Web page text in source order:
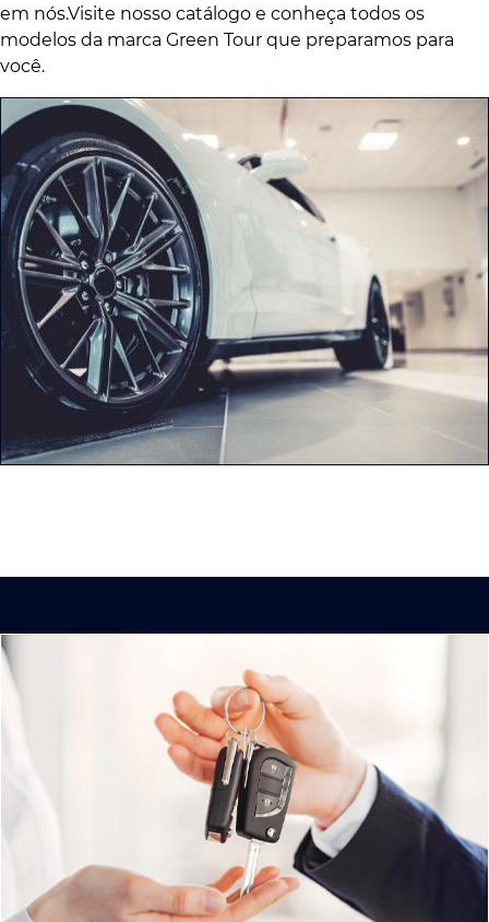
em nós.Visite nosso catálogo e conheça todos os
modelos da marca Green Tour que preparamos para
você.